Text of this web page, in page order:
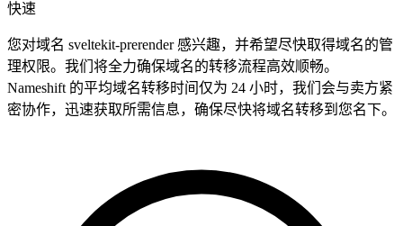
快速
您对域名 sveltekit-prerender 感兴趣，并希望尽快取得域名的管
理权限。我们将全力确保域名的转移流程高效顺畅。
Nameshift 的平均域名转移时间仅为 24 小时，我们会与卖方紧
密协作，迅速获取所需信息，确保尽快将域名转移到您名下。